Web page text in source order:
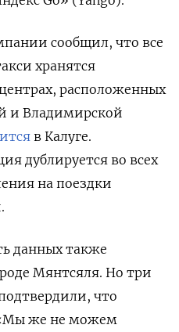
сообщил, что все
хранятся
расположенных
и Владимирской
в Калуге.
дублируется во всех
на поездки
данных также
Мянтсяля. Но три
что
«Мы же не можем